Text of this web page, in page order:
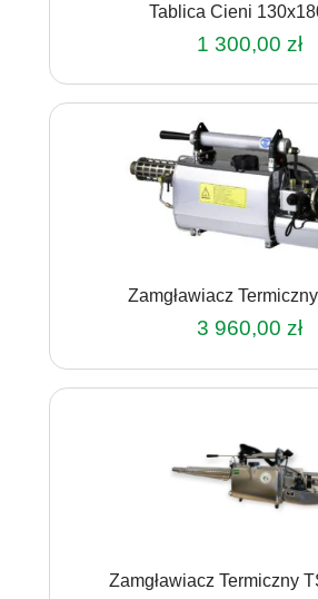
Tablica Cieni
1 300,00 zł
produkt
wiele
Opcje
można
wybrać
stronie
produktu
Zamgławiacz
3 960,00 zł
Zamgławiacz Termiczny